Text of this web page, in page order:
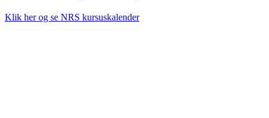
Klik her og se NRS kursuskalender